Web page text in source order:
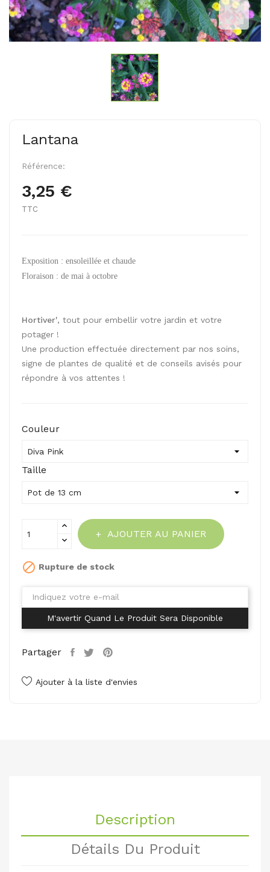
Lantana
Référence:
3,25 €
TTC
Exposition : ensoleillée et chaude
Floraison : de mai à octobre
Hortiver', tout pour embellir votre jardin et votre
potager !
Une production effectuée directement par nos soins,
signe de plantes de qualité et de conseils avisés pour
répondre à vos attentes !
Couleur
Taille
AJOUTER AU PANIER
 Rupture de stock
M'avertir Quand Le Produit Sera Disponible
Partager
Ajouter à la liste d'envies
Description
Détails Du Produit